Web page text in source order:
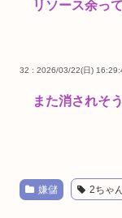
リソース余っ
32 : 2026/03/22(日)
また消されそ
嫌儲 2ちゃ